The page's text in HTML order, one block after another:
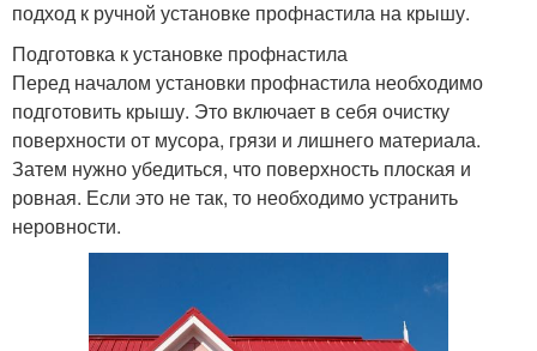
подход к ручной установке профнастила на крышу.
Подготовка к установке профнастила
Перед началом установки профнастила необходимо
подготовить крышу. Это включает в себя очистку
поверхности от мусора, грязи и лишнего материала.
Затем нужно убедиться, что поверхность плоская и
ровная. Если это не так, то необходимо устранить
неровности.